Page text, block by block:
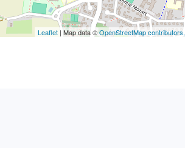
Leaflet | Map data ©OpenStreetMap contributors,